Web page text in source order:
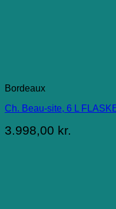
Bordeaux
Ch. Beau-site, 6 L
3.998,00 kr.